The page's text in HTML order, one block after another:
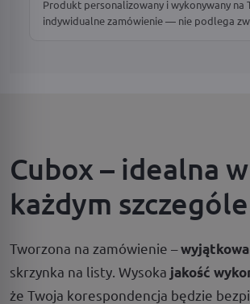
Produkt personalizowany i wykonywany na
indywidualne zamówienie — nie podlega
Cubox – idealna w
każdym szczególe
Tworzona na zamówienie –
skrzynka na listy. Wysoka jakość
że Twoja korespondencja będzie